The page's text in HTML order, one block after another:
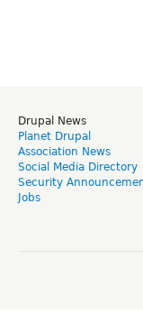
Drupal News
Planet Drupal
Association News
Social Media Directory
Security
Jobs